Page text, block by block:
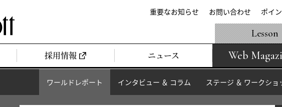
重要なお知らせ お問い合わせ ポイ
採用情報 ニュース Web
Lesson
ワールドレポート インタビュー ＆ コラム ステージ ＆ ワークショ